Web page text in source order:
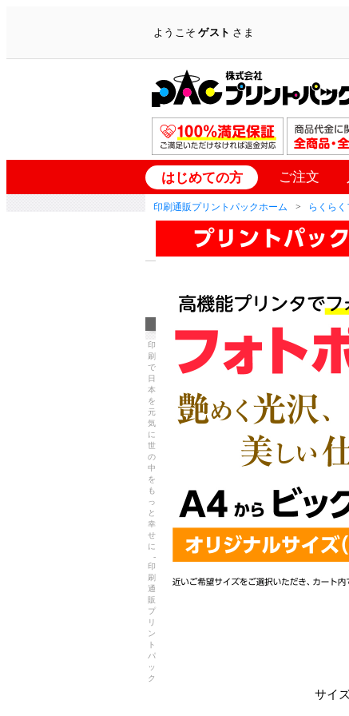
ようこそゲスト さま
はじめての方 ご注文
印刷通販プリントパックホーム らくら
サイ
印
刷
で
日
本
を
元
気
に
世
の
中
を
も
っ
と
幸
せ
に
-
印
刷
通
販
プ
リ
ン
ト
パ
ッ
ク